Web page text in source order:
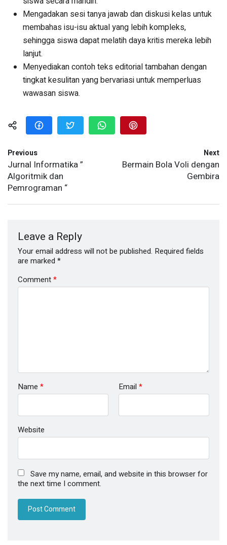
Mengadakan sesi tanya jawab dan diskusi kelas untuk
membahas isu-isu aktual yang lebih kompleks,
sehingga siswa dapat melatih daya kritis mereka lebih
lanjut.
Menyediakan contoh teks editorial tambahan dengan
tingkat kesulitan yang bervariasi untuk memperluas
wawasan siswa.
Previous
Jurnal Informatika ”
Algoritmik dan
Pemrograman “
Next
Bermain Bola Voli dengan
Gembira
Leave a Reply
Your email address will not be published. Required fields
are marked *
Comment*
Name * Email *
Website
Save my name, email, and website in this browser for
the next time I comment.